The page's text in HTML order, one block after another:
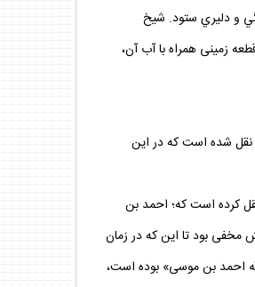
و دليري ستود. شيخ
زمينى همراه با آب آن،
- نقل شده است كه در اين
«شد الازار فى حط الاوزار عن زوار المزار» - نوشته معين الدين ابو القاسم جنيد بن محمود بن محمد شيرازى در سال 791هـ.ق(4) - نقل كرده است كه؛ احمد بن
مخفى بود تا اين‌ كه در زمان
احمد بن موسى» بوده است،